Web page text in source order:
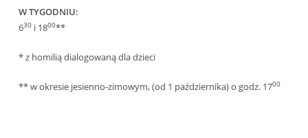
W TYGODNIU:
630 i 1800**
* z homilią dialogowaną dla dzieci
** w okresie jesienno-zimowym, (od 1 października) o godz. 1700